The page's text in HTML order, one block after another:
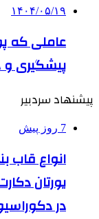
۱۴۰۴/۰۵/۱۹
عاملی که
پیشگیری و
پیشنهاد سردبیر
7 روز پیش
انواع قاب
یورتان
در